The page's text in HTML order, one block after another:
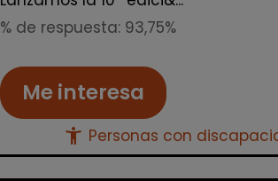
% de respuesta: 93,75%
Me interesa
accessibility_new Personas con